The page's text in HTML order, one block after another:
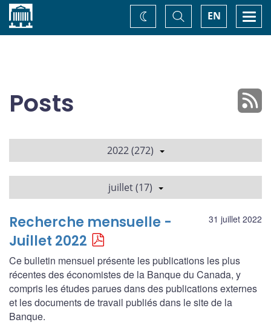
Accueil EN
Basculer
la
recherche
Changez
de
Posts
2022 (272)
juillet (17)
31 juillet 2022
Recherche mensuelle -
Juillet 2022
Ce bulletin mensuel présente les publications les plus
récentes des économistes de la Banque du Canada, y
compris les études parues dans des publications externes
et les documents de travail publiés dans le site de la
Banque.